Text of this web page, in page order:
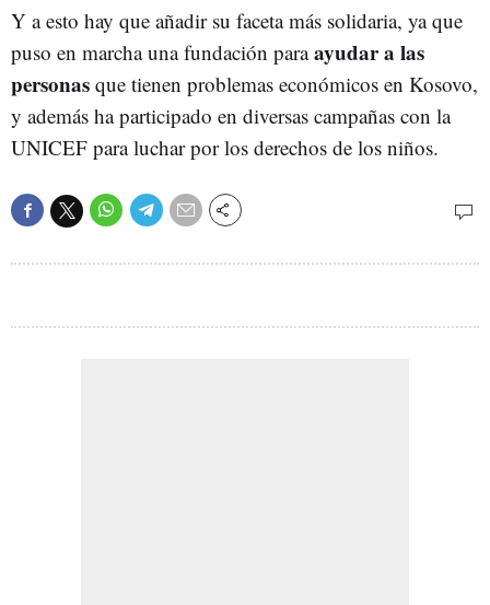
Y a esto hay que añadir su faceta más solidaria, ya que
puso en marcha una fundación paraayudar a las
personas que tienen problemas económicos en Kosovo,
y además ha participado en diversas campañas con la
UNICEF para luchar por los derechos de los niños.